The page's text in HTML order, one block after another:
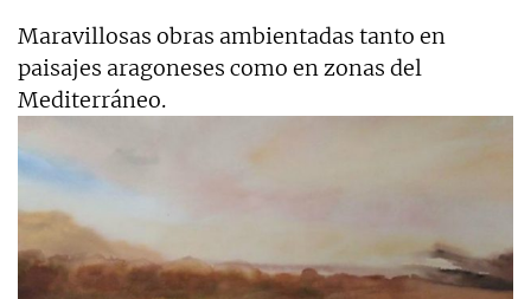
Maravillosas obras ambientadas tanto en
paisajes aragoneses como en zonas del
Mediterráneo.